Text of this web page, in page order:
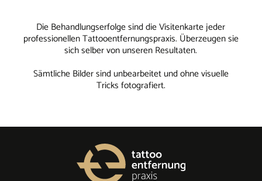
Die Behandlungserfolge sind die Visitenkarte jeder
professionellen Tattooentfernungspraxis. Überzeugen sie
sich selber von unseren Resultaten.
Sämtliche Bilder sind unbearbeitet und ohne visuelle
Tricks fotografiert.